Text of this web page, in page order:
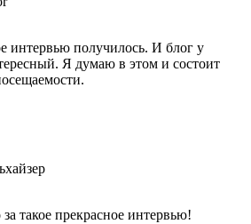
интервью получилось. И блог у
Я думаю в этом и состоит
такое прекрасное интервью!